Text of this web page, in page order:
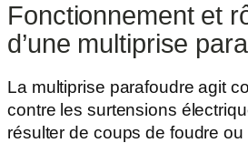
Fonctionnement et
d’une multiprise
La multiprise parafoudre agit
contre les surtensions
résulter de coups de foudre